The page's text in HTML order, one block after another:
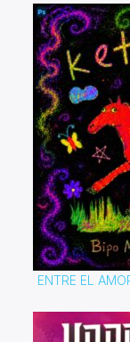
ENTRE EL